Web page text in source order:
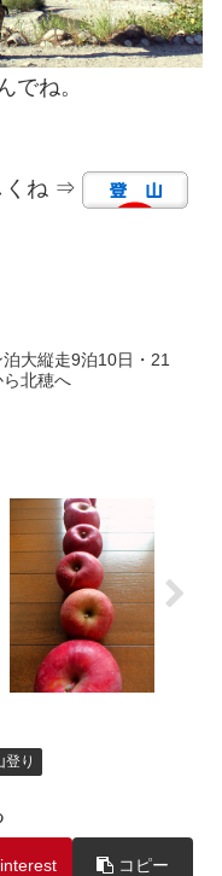
でね。
くね ⇒
泊大縦走9泊10日・21
北穂へ
登り
コピー